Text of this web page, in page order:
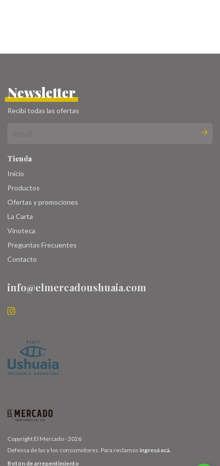
Newsletter
Recibí todas las ofertas
Tienda
Inicio
Productos
Ofertas y promociones
La Carta
Vinoteca
Preguntas Frecuentes
Contacto
info@elmercadoushuaia.com
Copyright El Mercado - 2026
Defensa de las y los consumidores. Para reclamos ingresá acá.
Botón de arrepentimiento